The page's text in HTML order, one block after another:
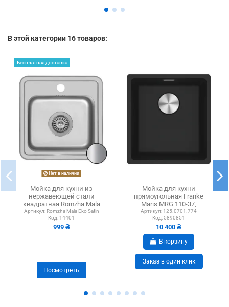
В этой категории 16 товаров:
Бесплатная доставка
Нет в наличии
Мойка для кухни из
нержавеющей стали
квадратная Romzha Mala
Eko Satin
Артикул: Romzha Mala Eko Satin
Код: 14401
999 ₴
Посмотреть
Мойка для кухни
прямоугольная Franke
Maris MRG 110-37,
403х433х200 черная
матовая,...
Артикул: 125.0701.774
Код: 5890851
10 400 ₴
В корзину
Заказ в один клик